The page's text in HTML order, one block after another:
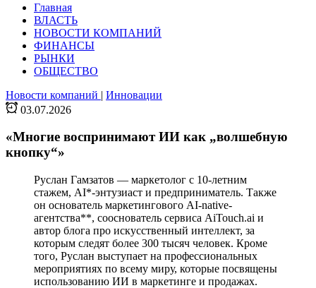
Главная
ВЛАСТЬ
НОВОСТИ КОМПАНИЙ
ФИНАНСЫ
РЫНКИ
ОБЩЕСТВО
Новости компаний | Инновации
03.07.2026
«Многие воспринимают ИИ как „волшебную
кнопку“»
Руслан Гамзатов — маркетолог с 10-летним
стажем, AI*-энтузиаст и предприниматель. Также
он основатель маркетингового AI-native-
агентства**, сооснователь сервиса AiTouch.ai и
автор блога про искусственный интеллект, за
которым следят более 300 тысяч человек. Кроме
того, Руслан выступает на профессиональных
мероприятиях по всему миру, которые посвящены
использованию ИИ в маркетинге и продажах.